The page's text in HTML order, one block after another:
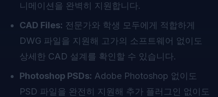
니메이션을 완벽히 지원합니다.
CAD Files: 전문가와 학생 모두에게 적합하게
DWG 파일을 지원해 고가의 소프트웨어 없이도
상세한 CAD 설계를 확인할 수 있습니다.
Photoshop PSDs: Adobe Photoshop 없이도
PSD 파일을 완전히 지원해 추가 플러그인 없이도